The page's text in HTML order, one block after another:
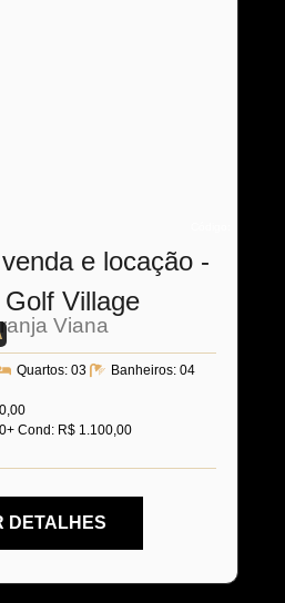
e locação -
Village
Viana
Quartos: 03 Banheiros: 04
+ Cond: R$ 1.100,00
DETALHES